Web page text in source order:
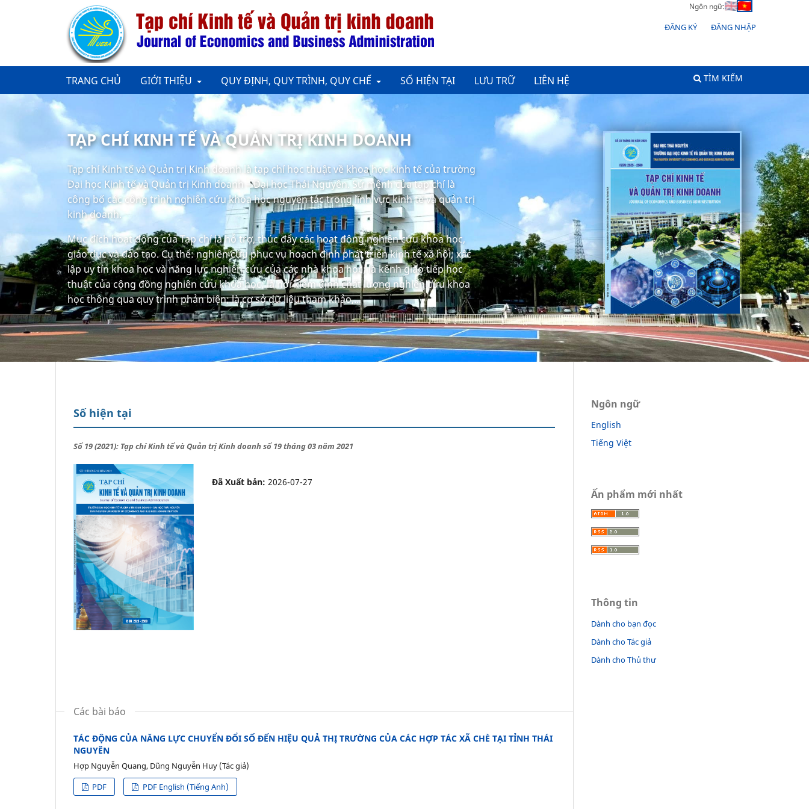
Ngôn ngữ:
TRANG CHỦ GIỚI THIỆU QUY ĐỊNH, QUY TRÌNH, QUY CHẾ SỐ HIỆN TẠI LƯU TRỮ LIÊN HỆ TÌM KIẾM
ĐĂNG KÝ ĐĂNG NHẬP
TẠP CHÍ KINH TẾ VÀ QUẢN TRỊ KINH DOANH
Tạp chí Kinh tế và Quản trị Kinh doanh là tạp chí học thuật về khoa học kinh tế của trường
Đại học Kinh tế và Quản trị Kinh doanh – Đại học Thái Nguyên. Sứ mệnh của tạp chí là
công bố các công trình nghiên cứu khoa học nguyên tác trong lĩnh vực kinh tế và quản trị
kinh doanh.
Mục đích hoạt động của Tạp chí là hỗ trợ, thúc đẩy các hoạt động nghiên cứu khoa học,
giáo dục và đào tạo. Cụ thể: nghiên cứu phục vụ hoạch định phát triển kinh tế xã hội; xác
lập uy tín khoa học và năng lực nghiên cứu của các nhà khoa học; là kênh giao tiếp học
thuật của cộng đồng nghiên cứu khoa học; là nơi kiểm định chất lượng nghiên cứu khoa
học thông qua quy trình phản biện; là cơ sở dữ liệu tham khảo,...
Số hiện tại
Số 19 (2021): Tạp chí Kinh tế và Quản trị Kinh doanh số 19 tháng 03 năm 2021
Đã Xuất bản: 2026-07-27
Các bài báo
TÁC ĐỘNG CỦA NĂNG LỰC CHUYỂN ĐỔI SỐ ĐẾN HIỆU QUẢ THỊ TRƯỜNG CỦA CÁC HỢP TÁC XÃ CHÈ TẠI TỈNH THÁI
NGUYÊN
Hợp Nguyễn Quang, Dũng Nguyễn Huy (Tác giả)
PDF
PDF English (Tiếng Anh)
Ngôn ngữ
English
Tiếng Việt
Ấn phẩm mới nhất
Thông tin
Dành cho bạn đọc
Dành cho Tác giả
Dành cho Thủ thư